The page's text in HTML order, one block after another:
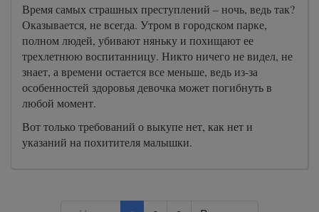
Время самых страшных преступлений – ночь, ведь так?
Оказывается, не всегда. Утром в городском парке,
полном людей, убивают няньку и похищают ее
трехлетнюю воспитанницу. Никто ничего не видел, не
знает, а времени остается все меньше, ведь из-за
особенностей здоровья девочка может погибнуть в
любой момент.
Вот только требований о выкупе нет, как нет и
указаний на похитителя малышки.